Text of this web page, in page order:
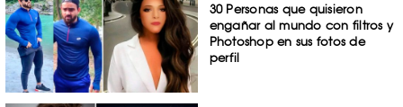
30 Personas que quisieron
engañar al mundo con filtros y
Photoshop en sus fotos de
perfil